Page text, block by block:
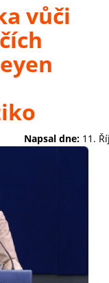
vůči
Napsal dne: 11.